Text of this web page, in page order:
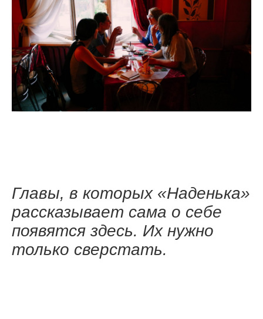
Главы, в которых «Наденька»
рассказывает сама о себе
появятся здесь. Их нужно
только сверстать.